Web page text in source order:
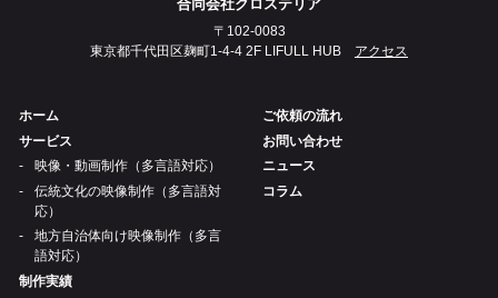
合同会社クロステリア
〒102-0083
東京都千代田区麹町1-4-4 2F LIFULL HUB アクセス
ホーム
サービス
映像・動画制作（多言語対応）
伝統文化の映像制作（多言語対
応）
地方自治体向け映像制作（多言
語対応）
制作実績
ご依頼の流れ
お問い合わせ
ニュース
コラム